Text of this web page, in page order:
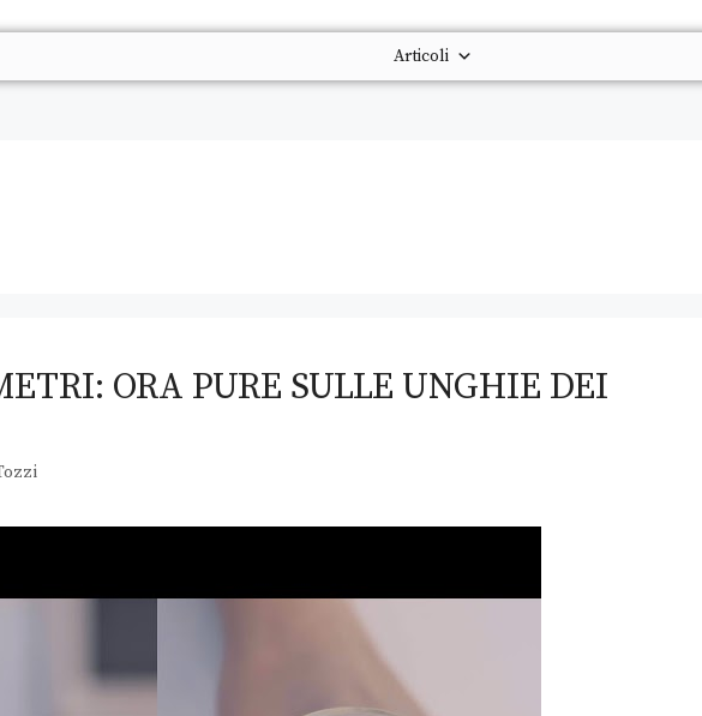
Articoli
ORA PURE SULLE UNGHIE DEI